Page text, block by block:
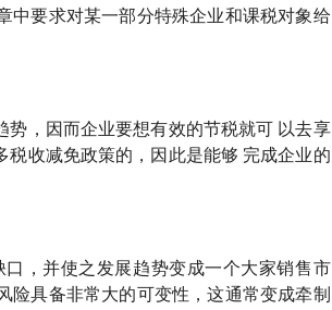
中要求对某一部分特殊企业和课税对象给
，因而企业要想有效的节税就可 以去享
收减免政策的，因此是能够 完成企业的
，并使之发展趋势变成一个大家销售市
险具备非常大的可变性，这通常变成牵制